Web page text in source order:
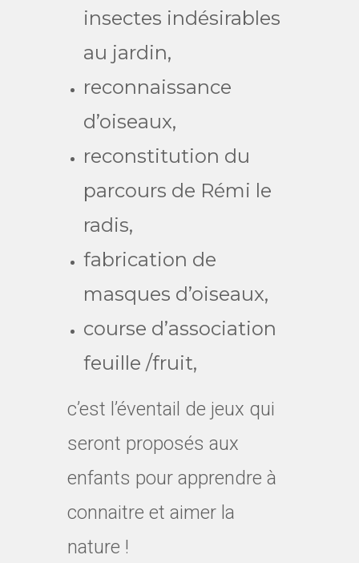
insectes indésirables
au jardin,
reconnaissance
d’oiseaux,
reconstitution du
parcours de Rémi le
radis,
fabrication de
masques d’oiseaux,
course d’association
feuille /fruit,
c’est l’éventail de jeux qui
seront proposés aux
enfants pour apprendre à
connaitre et aimer la
nature !